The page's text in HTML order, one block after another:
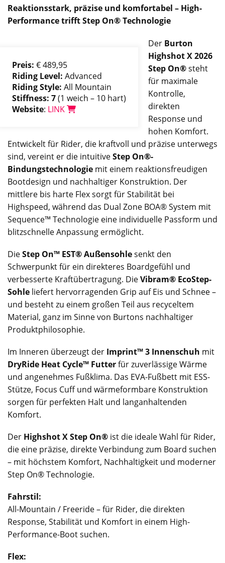
Reaktionsstark, präzise und komfortabel – High-
Performance trifft Step On® Technologie
Preis: € 489,95
Riding Level: Advanced
Riding Style: All Mountain
Stiffness: 7(1 weich – 10 hart)
Website: LINK
Der Burton
Highshot X 2026
Step On®steht
für maximale
Kontrolle,
direkten
Response und
hohen Komfort.
Entwickelt für Rider, die kraftvoll und präzise unterwegs
sind, vereint er die intuitiveStep On®-
Bindungstechnologie mit einem reaktionsfreudigen
Bootdesign und nachhaltiger Konstruktion. Der
mittlere bis harte Flex sorgt für Stabilität bei
Highspeed, während das Dual Zone BOA® System mit
Sequence™ Technologie eine individuelle Passform und
blitzschnelle Anpassung ermöglicht.
DieStep On™ EST® Außensohlesenkt den
Schwerpunkt für ein direkteres Boardgefühl und
verbesserte Kraftübertragung. DieVibram® EcoStep-
Sohle liefert hervorragenden Grip auf Eis und Schnee –
und besteht zu einem großen Teil aus recyceltem
Material, ganz im Sinne von Burtons nachhaltiger
Produktphilosophie.
Im Inneren überzeugt der Imprint™ 3 Innenschuh mit
DryRide Heat Cycle™ Futterfür zuverlässige Wärme
und angenehmes Fußklima. Das EVA-Fußbett mit ESS-
Stütze, Focus Cuff und wärmeformbare Konstruktion
sorgen für perfekten Halt und langanhaltenden
Komfort.
Der Highshot X Step On® ist die ideale Wahl für Rider,
die eine präzise, direkte Verbindung zum Board suchen
– mit höchstem Komfort, Nachhaltigkeit und moderner
Step On® Technologie.
Fahrstil:
All-Mountain / Freeride – für Rider, die direkten
Response, Stabilität und Komfort in einem High-
Performance-Boot suchen.
Flex: